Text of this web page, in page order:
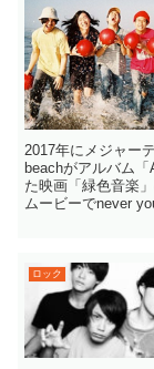
2017年にメジャー
beachがアルバム
た映画「緑色音楽
ムービーでnever
ロック